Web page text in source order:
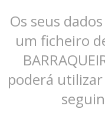
Os seus
um ficheiro
poderá utilizar